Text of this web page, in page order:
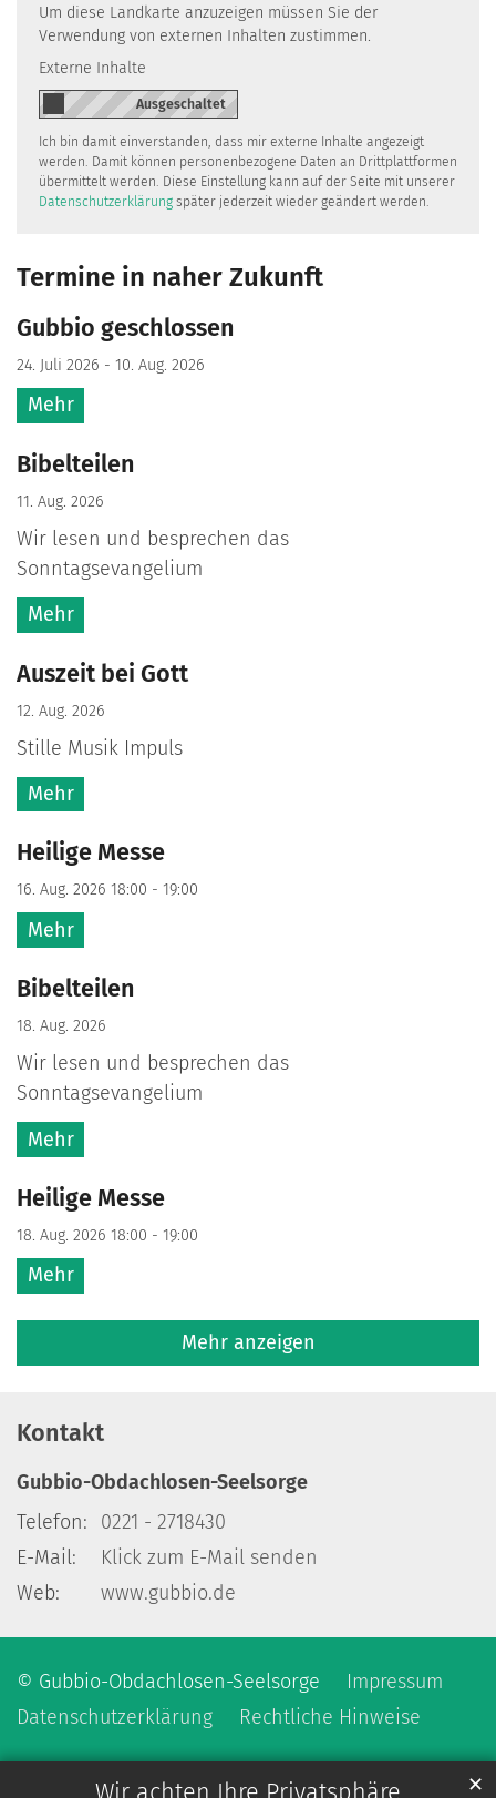
✕
Um diese Landkarte anzuzeigen müssen Sie der
Verwendung von externen Inhalten zustimmen.
Externe Inhalte
Ich bin damit einverstanden, dass mir externe Inhalte angezeigt
werden. Damit können personenbezogene Daten an Drittplattformen
übermittelt werden. Diese Einstellung kann auf der Seite mit unserer
Datenschutzerklärung später jederzeit wieder geändert werden.
Termine in naher Zukunft
Gubbio geschlossen
24. Juli 2026 - 10. Aug. 2026
Mehr
Bibelteilen
11. Aug. 2026
Wir lesen und besprechen das
Sonntagsevangelium
Mehr
Auszeit bei Gott
12. Aug. 2026
Stille Musik Impuls
Mehr
Heilige Messe
16. Aug. 2026 18:00 - 19:00
Mehr
Bibelteilen
18. Aug. 2026
Wir lesen und besprechen das
Sonntagsevangelium
Mehr
Heilige Messe
18. Aug. 2026 18:00 - 19:00
Mehr
Mehr anzeigen
Kontakt
Gubbio-Obdachlosen-Seelsorge
Telefon:
0221 - 2718430
E-Mail:
Klick zum E-Mail senden
Web:
www.gubbio.de
© Gubbio-Obdachlosen-Seelsorge
Impressum
Datenschutzerklärung
Rechtliche Hinweise